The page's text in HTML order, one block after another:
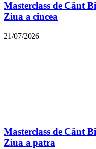
Masterclass de Cânt
Ziua a cincea
21/07/2026
Masterclass de Cânt
Ziua a patra